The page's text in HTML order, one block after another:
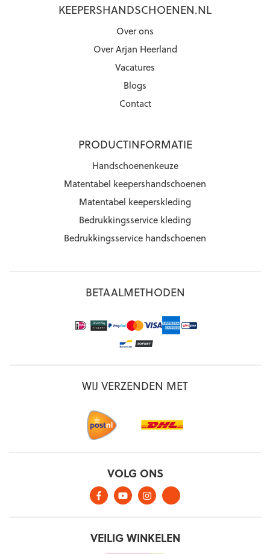
KEEPERSHANDSCHOENEN.NL
Over ons
Over Arjan Heerland
Vacatures
Blogs
Contact
PRODUCTINFORMATIE
Handschoenenkeuze
Matentabel keepershandschoenen
Matentabel keeperskleding
Bedrukkingsservice kleding
Bedrukkingsservice handschoenen
BETAALMETHODEN
WIJ VERZENDEN MET